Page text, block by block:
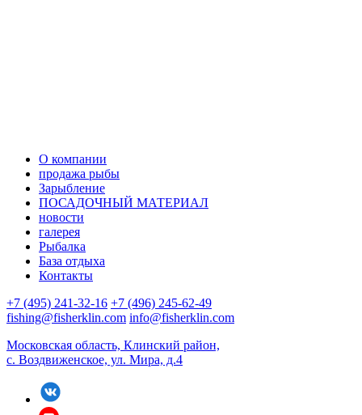
О компании
продажа рыбы
Зарыбление
ПОСАДОЧНЫЙ МАТЕРИАЛ
новости
галерея
Рыбалка
База отдыха
Контакты
+7 (495) 241-32-16 +7 (496) 245-62-49
fishing@fisherklin.com info@fisherklin.com
Московская область, Клинский район,
с. Воздвиженское, ул. Мира, д.4